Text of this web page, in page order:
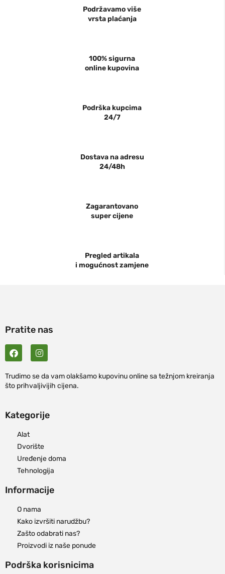
Podržavamo više
vrsta plaćanja
100% sigurna
online kupovina
Podrška kupcima
24/7
Dostava na adresu
24/48h
Zagarantovano
super cijene
Pregled artikala
i mogućnost zamjene
Pratite nas
Trudimo se da vam olakšamo kupovinu online sa težnjom kreiranja
što prihvaljivijih cijena.
Kategorije
Alat
Dvorište
Uređenje doma
Tehnologija
Informacije
O nama
Kako izvršiti narudžbu?
Zašto odabrati nas?
Proizvodi iz naše ponude
Podrška korisnicima